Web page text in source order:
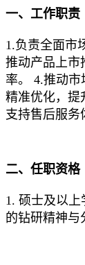
一、工作职责
1.负责全面市
推动产品上市
率。 4.推动
精准优化，提
支持售后服务
二、任职资格
1. 硕士及以
的钻研精神与